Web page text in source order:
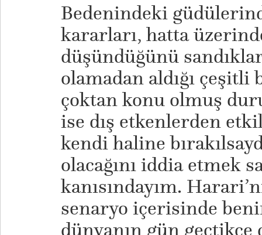
Bedenindeki
kararları, hatta
düşündüğünü
olamadan aldığı
çoktan konu olmuş
ise dış etkenlerden
kendi haline
olacağını iddia etmek
kanısındayım.
senaryo içerisinde
dünyanın gün geçtikçe